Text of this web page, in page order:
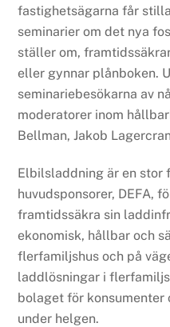
fastighetsägarna får
seminarier om det nya
ställer om,
eller gynnar plånboken.
seminariebesökarna av
moderatorer inom
Bellman, Jakob
Elbilsladdning är en stor
huvudsponsorer, DEFA,
framtidssäkra sin
ekonomisk, hållbar och
flerfamiljshus och på
laddlösningar i
bolaget för
under helgen.